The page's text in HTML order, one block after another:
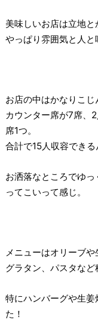
美味しいお店は立地と
やっぱり雰囲気と人と
お店の中はかなりこじ
カウンター席が7席、
席1つ。
合計で15人収容できる
お洒落なところでゆ
ってこいって感じ。
メニューはオリーブ
グラタン、パスタなど
特にハンバーグや生
た！